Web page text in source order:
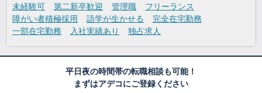
未経験可
第二新卒歓迎 管理職
フリーランス
障がい者積極採用
語学が生かせる
完全在宅勤務
一部在宅勤務
入社実績あり 独占求人
平日夜の時間帯の転職相談も可能！
まずはアデコにご登録ください